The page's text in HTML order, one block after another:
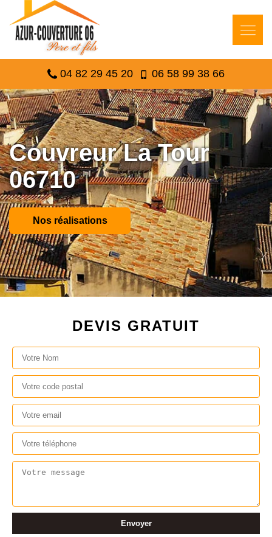
04 82 29 45 20 06 58 99 38 66
Couvreur La Tour
06710
Nos réalisations
DEVIS GRATUIT